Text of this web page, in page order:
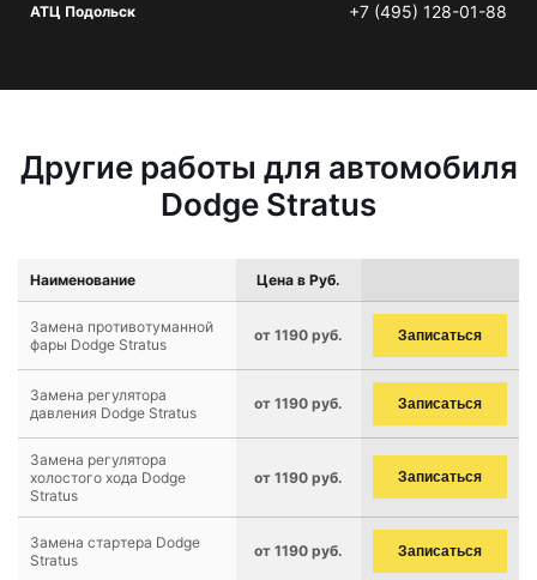
АТЦ Подольск +7 (495) 128-01-88
Другие работы для автомобиля
Dodge Stratus
Наименование Цена в Руб.
Замена противотуманной
фары Dodge Stratus
от 1190 руб. Записаться
Замена регулятора
давления Dodge Stratus
от 1190 руб. Записаться
Замена регулятора
холостого хода Dodge
Stratus
от 1190 руб. Записаться
Замена стартера Dodge
Stratus
от 1190 руб. Записаться